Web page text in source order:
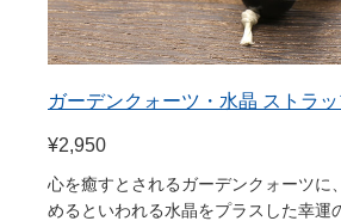
ガーデンクォーツ・水晶 ストラ
¥2,950
心を癒すとされるガーデンクォーツに
めるといわれる水晶をプラスした幸運